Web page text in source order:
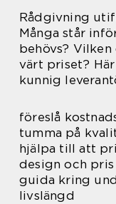
Rådgivning
Många står
behövs?
värt priset?
kunnig
föreslå
tumma på
hjälpa till att
design och pris
guida kring
livslängd